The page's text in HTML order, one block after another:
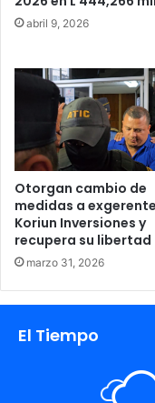
detenida
Mara
abril 9, 2026
Otorgan cambio de
medidas a
Koriun Inversiones y
recupera su libertad
marzo 31, 2026
El Tiempo